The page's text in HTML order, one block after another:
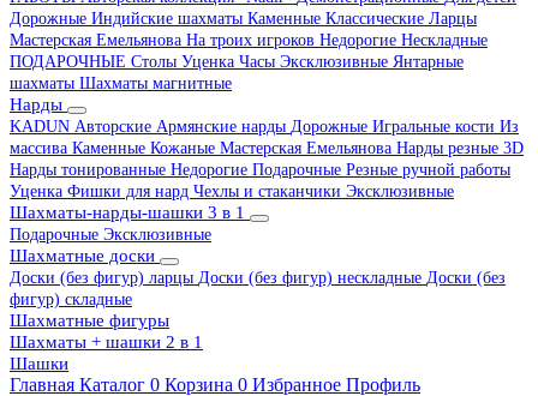
Дорожные Индийские шахматы Каменные Классические Ларцы
Мастерская Емельянова На троих игроков Недорогие Нескладные
ПОДАРОЧНЫЕ Столы Уценка Часы Эксклюзивные Янтарные
шахматы Шахматы магнитные
Нарды
KADUN Авторские Армянские нарды Дорожные Игральные кости Из
массива Каменные Кожаные Мастерская Емельянова Нарды резные 3D
Нарды тонированные Недорогие Подарочные Резные ручной работы
Уценка Фишки для нард Чехлы и стаканчики Эксклюзивные
Шахматы-нарды-шашки 3 в 1
Подарочные Эксклюзивные
Шахматные доски
Доски (без фигур) ларцы Доски (без фигур) нескладные Доски (без
фигур) складные
Шахматные фигуры
Шахматы + шашки 2 в 1
Шашки
Главная Каталог 0 Корзина 0 Избранное Профиль